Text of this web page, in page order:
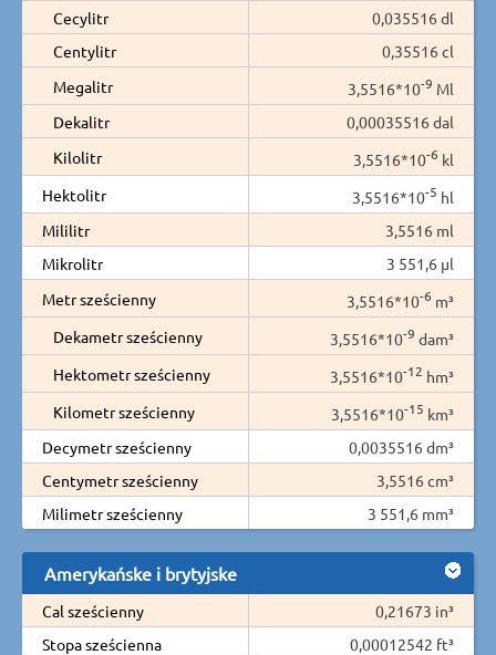
Cecylitr
0,035516 dl
Centylitr
0,35516 cl
Megalitr
3,5516*10-9 Ml
Dekalitr
0,00035516 dal
Kilolitr
3,5516*10-6 kl
Hektolitr
3,5516*10-5 hl
Mililitr
3,5516 ml
Mikrolitr
3 551,6 µl
Metr sześcienny
3,5516*10-6 m³
Dekametr sześcienny
3,5516*10-9 dam³
Hektometr sześcienny
3,5516*10-12 hm³
Kilometr sześcienny
3,5516*10-15 km³
Decymetr sześcienny
0,0035516 dm³
Centymetr sześcienny
3,5516 cm³
Milimetr sześcienny
3 551,6 mm³
Amerykańske i brytyjske
Cal sześcienny
0,21673 in³
Stopa sześcienna
0,00012542 ft³